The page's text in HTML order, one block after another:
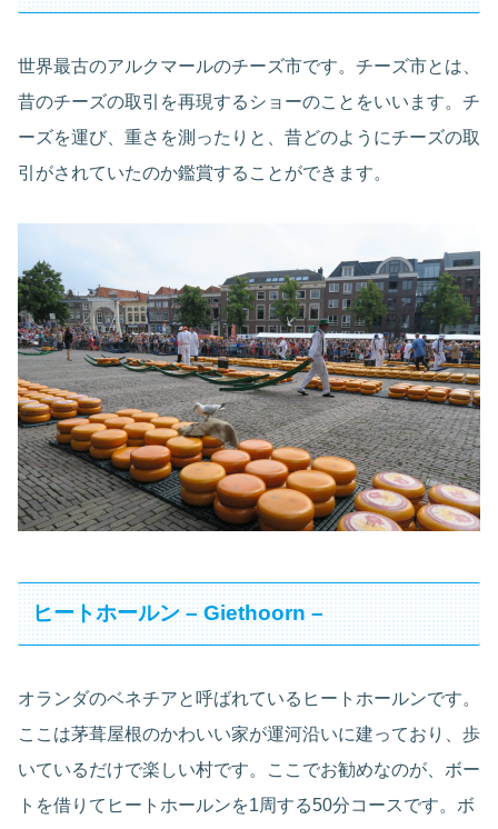
世界最古のアルクマールのチーズ市です。チーズ市とは、
昔のチーズの取引を再現するショーのことをいいます。チ
ーズを運び、重さを測ったりと、昔どのようにチーズの取
引がされていたのか鑑賞することができます。
ヒートホールン – Giethoorn –
オランダのベネチアと呼ばれているヒートホールンです。
ここは茅葺屋根のかわいい家が運河沿いに建っており、歩
いているだけで楽しい村です。ここでお勧めなのが、ボー
トを借りてヒートホールンを1周する50分コースです。ボ